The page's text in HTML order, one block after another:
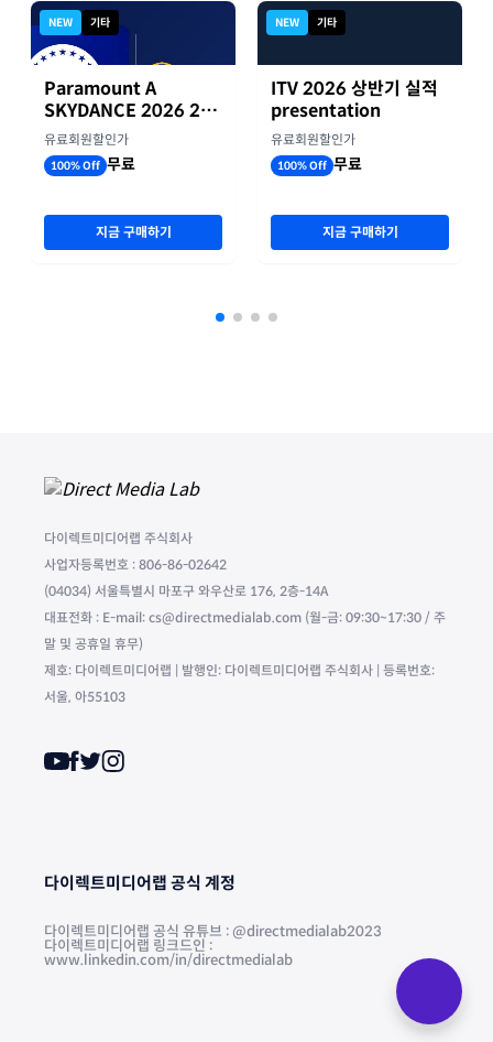
NEW 기타
Paramount A
SKYDANCE 2026 2분
기 실적
유료회원할인가
100% Off 무료
지금 구매하기
NEW 기타
ITV 2026 상반기 실적
presentation
유료회원할인가
100% Off 무료
지금 구매하기
다이렉트미디어랩 주식회사
사업자등록번호 : 806-86-02642
(04034) 서울특별시 마포구 와우산로 176, 2층-14A
대표전화 : E-mail: cs@directmedialab.com (월-금: 09:30~17:30 / 주
말 및 공휴일 휴무)
제호: 다이렉트미디어랩 | 발행인: 다이렉트미디어랩 주식회사 | 등록번호:
서울, 아55103
다이렉트미디어랩 공식 계정
다이렉트미디어랩 공식 유튜브 : @directmedialab2023
다이렉트미디어랩 링크드인 :
www.linkedin.com/in/directmedialab